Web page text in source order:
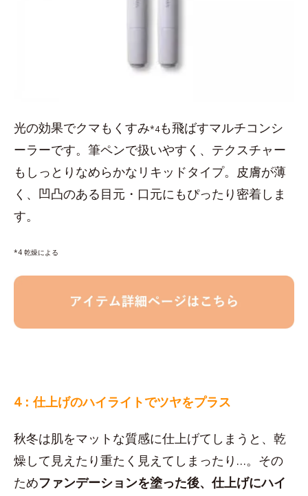
光の効果でクマもくすみ*4も飛ばすマルチコンシ
ーラーです。筆ペンで扱いやすく、テクスチャー
もしっとりなめらかなリキッドタイプ。皮膚が薄
く、凹凸のある目元・口元にもぴったり密着しま
す。
*4 乾燥による
4：仕上げのハイライトでツヤをプラス
秋冬は肌をマットな質感に仕上げてしまうと、乾
燥して見えたり重たく見えてしまったり…。その
ためファンデーションを塗った後、仕上げにハイ